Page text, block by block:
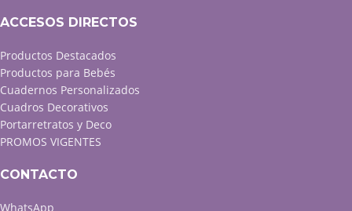
ACCESOS DIRECTOS
Productos Destacados
Productos para Bebés
Cuadernos Personalizados
Cuadros Decorativos
Portarretratos y Deco
PROMOS VIGENTES
CONTACTO
WhatsApp